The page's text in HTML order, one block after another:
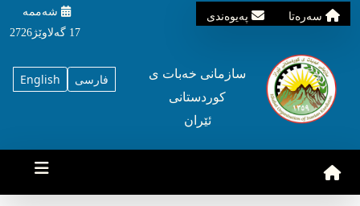
سه‌ره‌تا په‌یوه‌ندی
شه‌ممه‌
17 گه‌لاوێژ2726
English فارسی
سازمانی خه‌بات ی
کوردستانی
ئێران